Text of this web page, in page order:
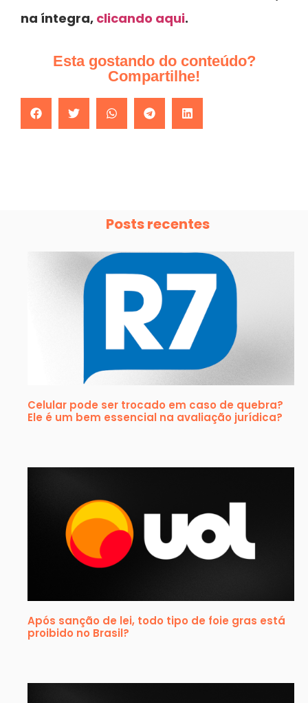
na íntegra, clicando aqui.
Esta gostando do conteúdo?
Compartilhe!
Posts recentes
Celular pode ser trocado em caso de quebra?
Ele é um bem essencial na avaliação jurídica?
Após sanção de lei, todo tipo de foie gras está
proibido no Brasil?